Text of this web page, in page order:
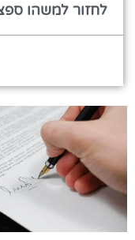
לחזור למשהו